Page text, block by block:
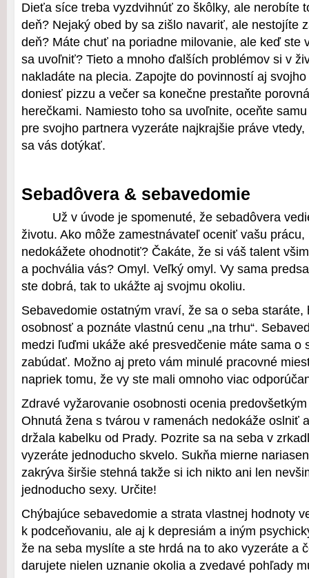
Dieťa síce treba vyzdvihnúť zo škôlky, ale nerobíte
deň? Nejaký obed by sa zišlo navariť, ale nestojíte
deň? Máte chuť na poriadne milovanie, ale keď ste
sa uvoľniť? Tieto a mnoho ďalších problémov si v
nakladáte na plecia. Zapojte do povinností aj
doniesť pizzu a večer sa konečne prestaňte
herečkami. Namiesto toho sa uvoľnite, oceňte
pre svojho partnera vyzeráte najkrajšie práve
sa vás dotýkať.
Sebadôvera & sebavedomie
Už v úvode je spomenuté, že sebadôvera
životu. Ako môže zamestnávateľ oceniť vašu
nedokážete ohodnotiť? Čakáte, že si váš talent
a pochvália vás? Omyl. Veľký omyl. Vy sama
ste dobrá, tak to ukážte aj svojmu okoliu.
Sebavedomie ostatným vraví, že sa o seba staráte,
osobnosť a poznáte vlastnú cenu „na trhu“.
medzi ľuďmi ukáže aké presvedčenie máte sama o
zabúdať. Možno aj preto vám minulé pracovné
napriek tomu, že vy ste mali omnoho viac
Zdravé vyžarovanie osobnosti ocenia
Ohnutá žena s tvárou v ramenách nedokáže oslniť
držala kabelku od Prady. Pozrite sa na seba v
vyzeráte jednoducho skvelo. Sukňa mierne
zakrýva širšie stehná takže si ich nikto ani len
jednoducho sexy. Určite!
Chýbajúce sebavedomie a strata vlastnej hodnoty
k podceňovaniu, ale aj k depresiám a iným
že na seba myslíte a ste hrdá na to ako vyzeráte a
darujete nielen uznanie okolia a zvedavé pohľady